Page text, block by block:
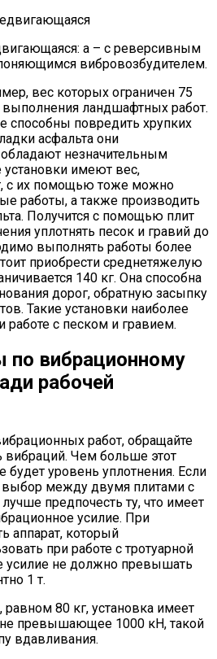
а – с реверсивным
вибровозбудителем.
вес которых ограничен 75
выполнения ландшафтных работ.
способны повредить хрупких
асфальта они
незначительным
имеют вес,
с их помощью тоже можно
работы, а также производить
Получится с помощью плит
уплотнять песок и гравий до
выполнять работы более
приобрести среднетяжелую
140 кг. Она способна
дорог, обратную засыпку
Такие установки наиболее
работе с песком и гравием.
вибрационному
рабочей
работ, обращайте
Чем больше этот
будет уровень уплотнения. Если
между двумя плитами с
предпочесть ту, что имеет
усилие. При
аппарат, который
при работе с тротуарной
усилие не должно превышать
1 т.
80 кг, установка имеет
не превышающее 1000 кН, такой
вдавливания.